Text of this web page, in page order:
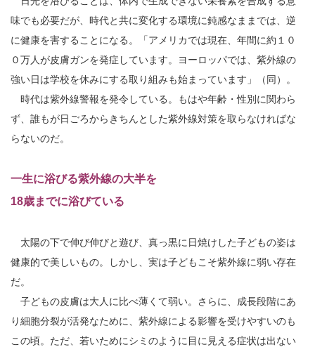
味でも必要だが、時代と共に変化する環境に鈍感なままでは、逆
に健康を害することになる。「アメリカでは現在、年間に約１０
０万人が皮膚ガンを発症しています。ヨーロッパでは、紫外線の
強い日は学校を休みにする取り組みも始まっています」（同）。
時代は紫外線警報を発令している。もはや年齢・性別に関わら
ず、誰もが日ごろからきちんとした紫外線対策を取らなければな
らないのだ。
一生に浴びる紫外線の大半を
18歳までに浴びている
太陽の下で伸び伸びと遊び、真っ黒に日焼けした子どもの姿は
健康的で美しいもの。しかし、実は子どもこそ紫外線に弱い存在
だ。
子どもの皮膚は大人に比べ薄くて弱い。さらに、成長段階にあ
り細胞分裂が活発なために、紫外線による影響を受けやすいのも
この頃。ただ、若いためにシミのように目に見える症状は出ない